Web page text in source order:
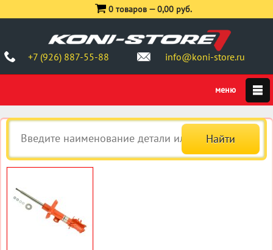
+7 (926) 887-55-88 info@koni-store.ru
0 товаров —0,00 руб.